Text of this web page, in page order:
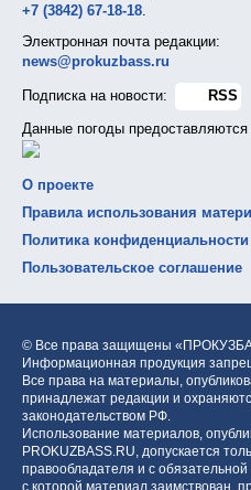
+7 (3842) 67-18-18
Электронная почта редакции:
news@prokuzbass.ru
Подписка на новости:
RSS
Данные погоды предоставляются
О проекте
Правила использования
Политика конфиденциальности
Пользовательское соглашение
© Все права защищены
Информационная продукция
Все права на материалы,
принадлежат редакции и
законодательством РФ.
Использование материалов,
PROKUZBASS.RU, допускается
правообладателя и с
с которой материал заимствован,